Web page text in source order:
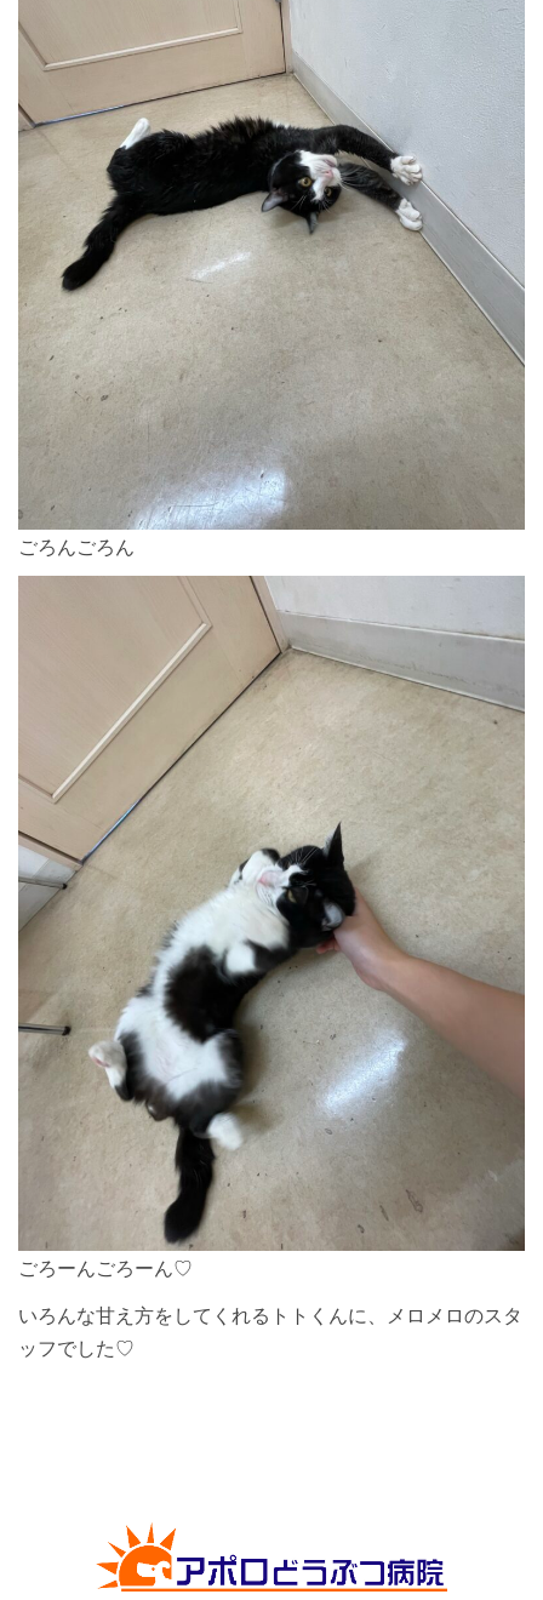
ごろんごろん
ごろーんごろーん♡
いろんな甘え方をしてくれるトトくんに、メロメロのスタ
ッフでした♡